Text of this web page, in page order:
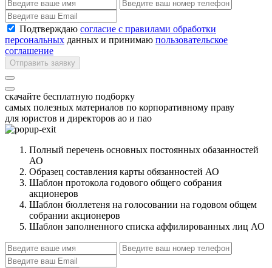
Подтверждаю согласие с правилами обработки
персональных данных и принимаю пользовательское
соглашение
Отправить заявку
скачайте бесплатную подборку
самых полезных материалов по корпоративному праву
для юристов и директоров ао и пао
Полный перечень основных постоянных обазанностей
АО
Образец составления карты обязанностей АО
Шаблон протокола годового общего собрания
акционеров
Шаблон бюллетеня на голосовании на годовом общем
собрании акционеров
Шаблон заполненного списка аффилированных лиц АО